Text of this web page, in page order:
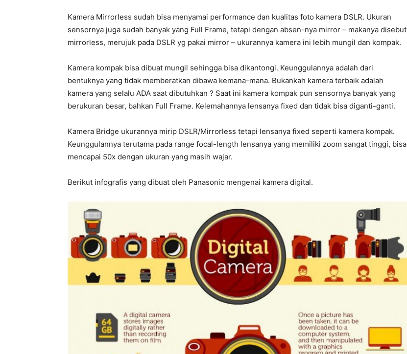
Kamera Mirrorless sudah bisa menyamai performance dan kualitas foto kamera DSLR. Ukuran
sensornya juga sudah banyak yang Full Frame, tetapi dengan absen-nya mirror – makanya disebut
mirrorless, merujuk pada DSLR yg pakai mirror – ukurannya kamera ini lebih mungil dan kompak.
Kamera kompak bisa dibuat mungil sehingga bisa dikantongi. Keunggulannya adalah dari
bentuknya yang tidak memberatkan dibawa kemana-mana. Bukankah kamera terbaik adalah
kamera yang selalu ADA saat dibutuhkan ? Saat ini kamera kompak pun sensornya banyak yang
berukuran besar, bahkan Full Frame. Kelemahannya lensanya fixed dan tidak bisa diganti-ganti.
Kamera Bridge ukurannya mirip DSLR/Mirrorless tetapi lensanya fixed seperti kamera kompak.
Keunggulannya terutama pada range focal-length lensanya yang memiliki zoom sangat tinggi, bisa
mencapai 50x dengan ukuran yang masih wajar.
Berikut infografis yang dibuat oleh Panasonic mengenai kamera digital.